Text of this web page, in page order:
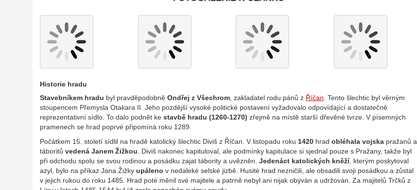
Historie hradu
Stavebníkem hradu byl pravděpodobně Ondřej z Všechrom , zakladatel rodu pánů z Říčan . Tento šlechtic byl věrným
stoupencem Přemysla Otakara II. Jeho pozdější vysoké politické postavení vyžadovalo odpovídající a dostatečně
reprezentativní sídlo. To dalo podnět ke stavbě hradu (1260-1270) zřejmě na místě starší dřevěné tvrze. V písemných
pramenech se hrad poprvé připomíná roku 1289.
Počátkem 15. století sídlil na hradě katolický šlechtic Diviš z Říčan. V listopadu roku 1420 hrad obléhala vojska pražanů a
táboritů vedená Janem Žižkou . Diviš nakonec kapituloval, ale podmínky kapitulace si sjednal pouze s Pražany, takže byl
při odchodu spolu se svou rodinou a posádku zajat tábority a uvězněn. Jedenáct katolických kněží, kterým poskytoval
azyl, bylo na příkaz Jana Žižky upáleno v nedaleké selské jizbě. Husité hrad nezničili, ale obsadili svoji posádkou a zůstal
v jejich rukou do roku 1485. Hrad poté měnil své majitele a patrně nebyl ani nijak obýván a udržován. Za majitelů Trčků z